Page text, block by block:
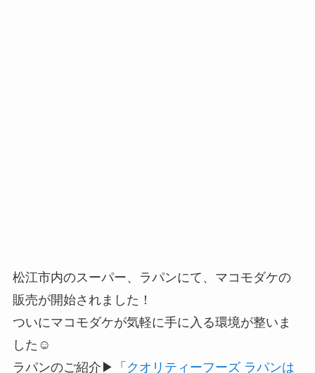
松江市内のスーパー、ラパンにて、マコモダケの
販売が開始されました！
ついにマコモダケが気軽に手に入る環境が整いま
した☺️
ラパンのご紹介▶︎「 クオリティーフーズ ラパンは